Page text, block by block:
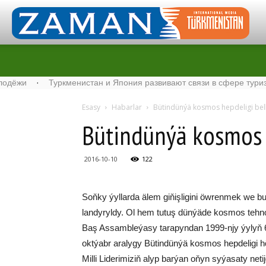
· Туркменистан и Япония развивают связи в сфере туризма ·
Esasy Habarlar Bü­tin­dün­ýä kos­mos hep­de­li­gi
Bü­tin­dün­ýä
2016-10-10 122
Soň­ky ýyl­lar­da älem gi­ňiş­li­gi­ni öw­ren­mek we
lan­dy­ryl­dy. Ol hem tu­tuş dün­ýä­de kos­mos
Baş As­samb­le­ýa­sy ta­ra­pyn­dan 1999-njy
okt­ýabr ara­ly­gy Bü­tin­dün­ýä kos­mos hep­de­li­gi
Mil­li Li­de­ri­miziň alyp bar­ýan oňyn sy­ýa­sa­ty